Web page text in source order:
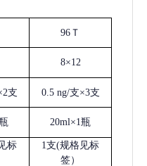
96Ｔ
8×12
支 0.5 ng/支×3支
20ml×1瓶
标
1支(规格见标
签）